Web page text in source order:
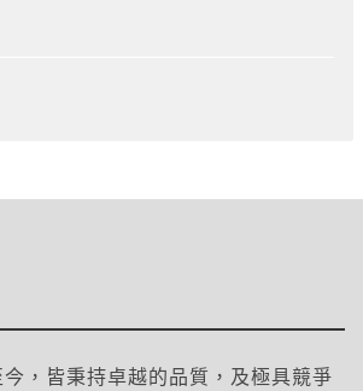
，皆秉持卓越的品質，及極具競爭